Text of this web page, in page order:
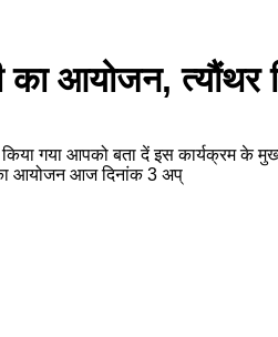
आयोजन, त्यौंथर
गया आपको बता दें इस कार्यक्रम के मुख्य
का आयोजन आज दिनांक 3 अप्